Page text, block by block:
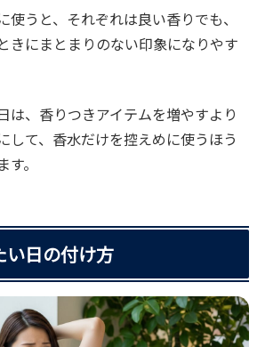
使うと、それぞれは良い香りでも、
きにまとまりのない印象になりやす
は、香りつきアイテムを増やすより
して、香水だけを控えめに使うほう
。
い日の付け方